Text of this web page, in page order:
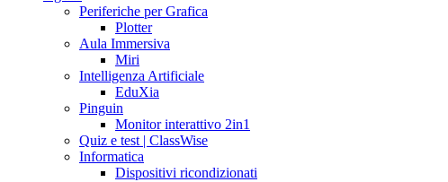
Periferiche per Grafica
Plotter
Aula Immersiva
Miri
Intelligenza Artificiale
EduXia
Pinguin
Monitor interattivo 2in1
Quiz e test | ClassWise
Informatica
Dispositivi ricondizionati